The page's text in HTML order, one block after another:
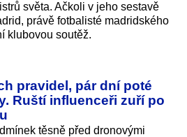
světa. Ačkoli v jeho sestavě
právě fotbalisté madridského
klubovou soutěž.
pravidel, pár dní poté
Ruští influenceři zuří po
těsně před dronovými